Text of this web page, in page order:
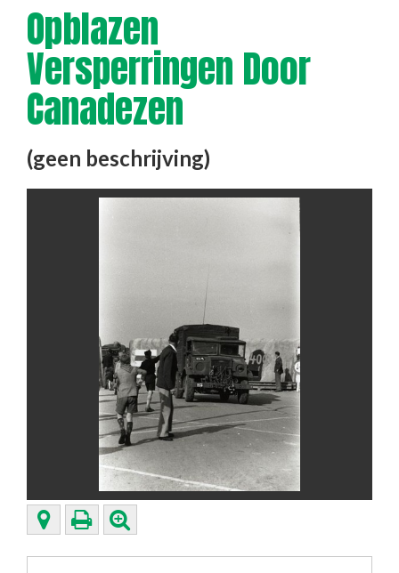
Opblazen
Versperringen Door
Canadezen
(geen beschrijving)